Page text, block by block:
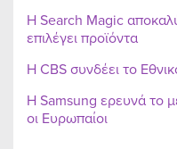
Η Search Magic
επιλέγει προϊόντα
Η CBS συνδέει το
Η Samsung ερευνά το
οι Ευρωπαίοι